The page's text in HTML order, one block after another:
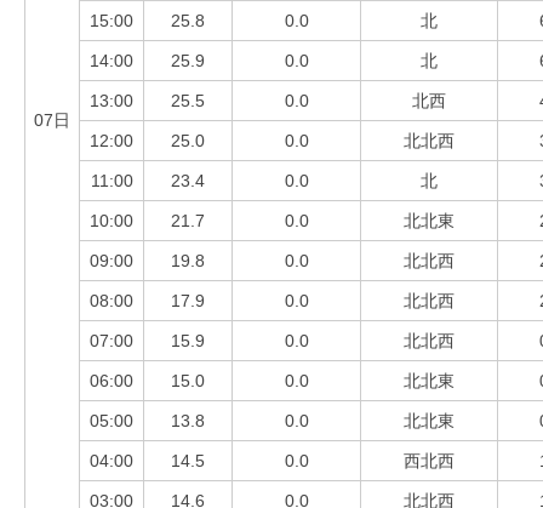
07日
15:00 25.8 0.0 北
14:00 25.9 0.0 北
13:00 25.5 0.0 北西
12:00 25.0 0.0 北北西
11:00 23.4 0.0 北
10:00 21.7 0.0 北北東
09:00 19.8 0.0 北北西
08:00 17.9 0.0 北北西
07:00 15.9 0.0 北北西
06:00 15.0 0.0 北北東
05:00 13.8 0.0 北北東
04:00 14.5 0.0 西北西
03:00 14.6 0.0 北北西